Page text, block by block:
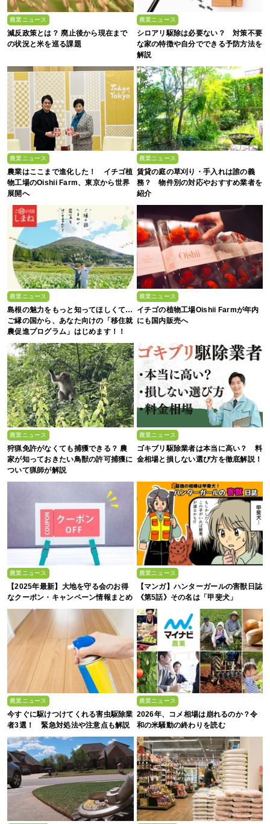
農業ニュース
減反政策とは？ 廃止後から現在まで
の状況と米を巡る課題
農業ニュース
シロアリ駆除は必要ない？ 対策不要
な家の特徴や自分でできる予防方法を
解説
農業ニュース
農業はここまで進化した！ イチゴ植
物工場のOishii Farm、東京から世界
展開へ
農業ニュース
賃貸の庭の草刈り・手入れは誰の義
務？ 物件別の対応やおすすめ業者を
紹介
農業ニュース
島根の魅力をもっと知ってほしくて…
ご縁の国から、あなた向けの「移住就
農促進プログラム」はじめます！！
農業ニュース
イチゴの植物工場Oishii Farmが年内
にも国内販売へ
農業ニュース
狩猟免許がなくても捕獲できる？ 農
家が知っておきたい鳥獣の許可捕獲に
ついて猟師が解説
農業ニュース
ゴキブリ駆除業者は本当に高い？ 料
金相場と損しない選び方を徹底解説！
農業ニュース
【2025年最新】大地を守る会のお得
なクーポン・キャンペーン情報まとめ
農業ニュース
【マンガ】ハンターガールの害獣日誌
《第5話》その名は「甲斐犬」
農業ニュース
今すぐに駆けつけてくれる害虫駆除業
者3選！ 緊急対処法や注意点も解説
農業ニュース
2026年、コメ相場は崩れるのか？令
和の米騒動の終わりを読む